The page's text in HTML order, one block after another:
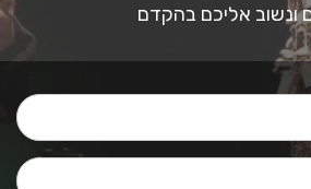
ונשוב אליכם בהקדם